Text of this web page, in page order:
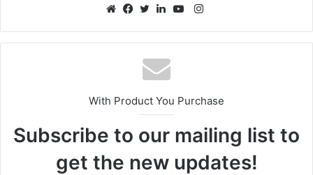
Instagram
With Product You Purchase
Subscribe to our mailing list to
get the new updates!